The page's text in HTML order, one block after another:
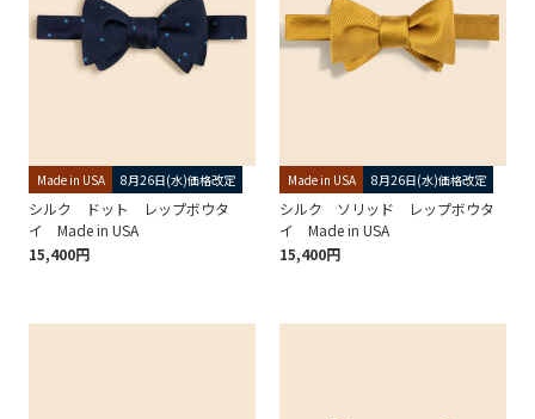
Made in USA 8月26日(水)価格改定
シルク ドット レップボウタ
イ Made in USA
15,400円
Made in USA 8月26日(水)価格改定
シルク ソリッド レップボウタ
イ Made in USA
15,400円